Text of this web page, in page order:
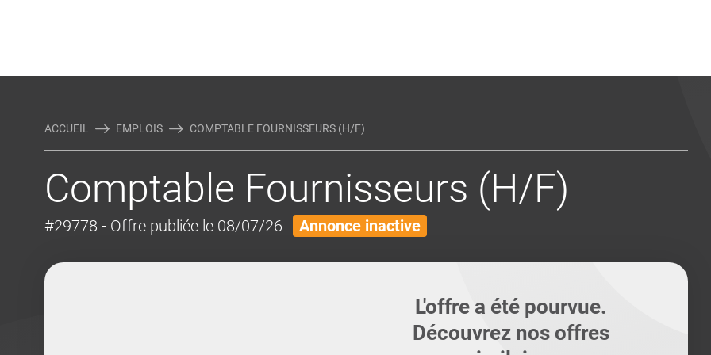
ACCUEIL EMPLOIS COMPTABLE FOURNISSEURS (H/F)
Comptable Fournisseurs (H/F)
#29778 - Offre publiée le 08/07/26 Annonce inactive
L'offre a été pourvue.
Découvrez nos offres